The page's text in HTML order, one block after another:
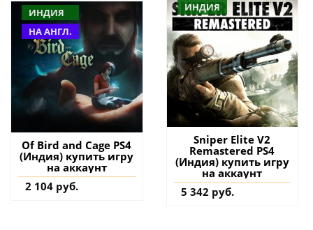
ИНДИЯ
НА АНГЛ.
Of Bird and Cage PS4
(Индия) купить игру
на аккаунт
2 104 руб.
ИНДИЯ
Sniper Elite V2
Remastered PS4
(Индия) купить игру
на аккаунт
5 342 руб.